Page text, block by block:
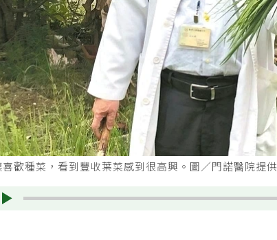
歡種菜，看到豐收葉菜感到很高興。圖／門諾醫院提供